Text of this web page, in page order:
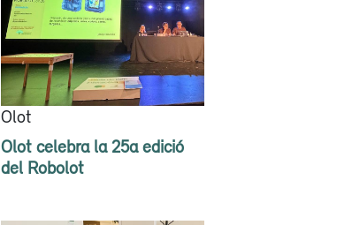
Olot
Olot celebra la 25a edició
del Robolot